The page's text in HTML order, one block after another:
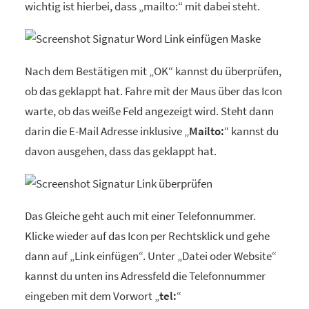
wichtig ist hierbei, dass „mailto:“ mit dabei steht.
Nach dem Bestätigen mit „OK“ kannst du überprüfen,
ob das geklappt hat. Fahre mit der Maus über das Icon
warte, ob das weiße Feld angezeigt wird. Steht dann
darin die E-Mail Adresse inklusive „Mailto:“ kannst du
davon ausgehen, dass das geklappt hat.
Das Gleiche geht auch mit einer Telefonnummer.
Klicke wieder auf das Icon per Rechtsklick und gehe
dann auf „Link einfügen“. Unter „Datei oder Website“
kannst du unten ins Adressfeld die Telefonnummer
eingeben mit dem Vorwort „tel:“